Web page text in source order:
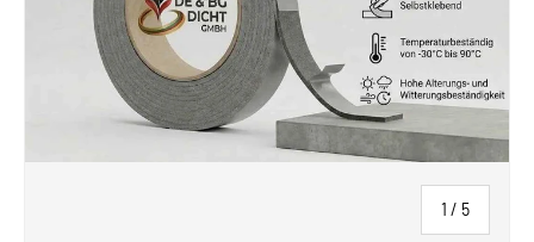
1 / von
5